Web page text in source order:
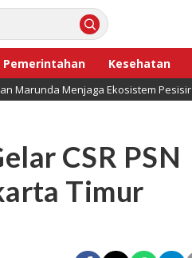
Pemerintahan Kesehatan
Marunda Menjaga Ekosistem Pesisir
CSR PSN
Timur